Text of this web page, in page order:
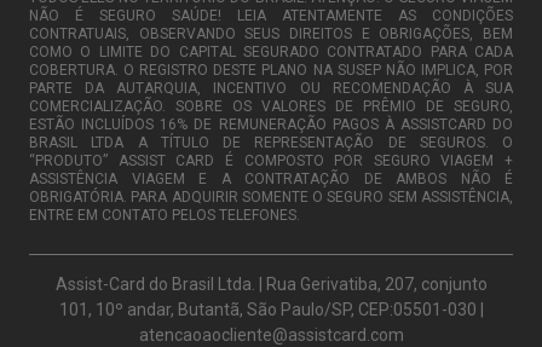
NÃO É SEGURO SAÚDE! LEIA ATENTAMENTE AS CONDIÇÕES
CONTRATUAIS, OBSERVANDO SEUS DIREITOS E OBRIGAÇÕES, BEM
COMO O LIMITE DO CAPITAL SEGURADO CONTRATADO PARA CADA
COBERTURA. O REGISTRO DESTE PLANO NA SUSEP NÃO IMPLICA, POR
PARTE DA AUTARQUIA, INCENTIVO OU RECOMENDAÇÃO À SUA
COMERCIALIZAÇÃO. SOBRE OS VALORES DE PRÊMIO DE SEGURO,
ESTÃO INCLUÍDOS 16% DE REMUNERAÇÃO PAGOS À ASSISTCARD DO
BRASIL LTDA A TÍTULO DE REPRESENTAÇÃO DE SEGUROS. O
“PRODUTO” ASSIST CARD É COMPOSTO POR SEGURO VIAGEM +
ASSISTÊNCIA VIAGEM E A CONTRATAÇÃO DE AMBOS NÃO É
OBRIGATÓRIA. PARA ADQUIRIR SOMENTE O SEGURO SEM ASSISTÊNCIA,
ENTRE EM CONTATO PELOS TELEFONES.
Assist-Card do Brasil Ltda. | Rua Gerivatiba, 207, conjunto
101, 10º andar, Butantã, São Paulo/SP, CEP:05501-030 |
atencaoaocliente@assistcard.com